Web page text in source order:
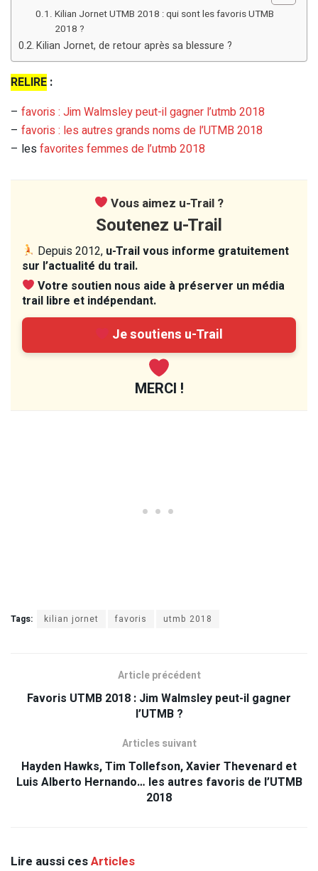
Kilian Jornet UTMB 2018 : qui sont les favoris UTMB
2018 ?
Kilian Jornet, de retour après sa blessure ?
RELIRE :
– favoris : Jim Walmsley peut-il gagner l’utmb 2018
– favoris : les autres grands noms de l’UTMB 2018
– lesfavorites femmes de l’utmb 2018
Vous aimez u-Trail ?
Soutenez u-Trail
Depuis 2012, u-Trail vous informe gratuitement
sur l’actualité du trail.
Votre soutien nous aide à préserver un média
trail libre et indépendant.
Je soutiens u-Trail
MERCI !
Tags: kilian jornet favoris utmb 2018
Article précédent
Favoris UTMB 2018 : Jim Walmsley peut-il gagner
l’UTMB ?
Articles suivant
Hayden Hawks, Tim Tollefson, Xavier Thevenard et
Luis Alberto Hernando… les autres favoris de l’UTMB
2018
Lire aussi cesArticles